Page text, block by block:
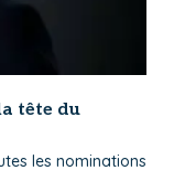
tête du
les nominations